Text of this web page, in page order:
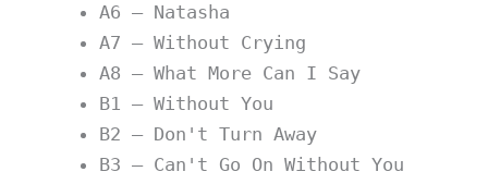
A6 – Natasha
A7 – Without Crying
A8 – What More Can I Say
B1 – Without You
B2 – Don't Turn Away
B3 – Can't Go On Without You